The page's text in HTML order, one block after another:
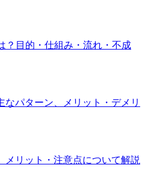
？目的・仕組み・流れ・不成
なパターン、メリット・デメリ
メリット・注意点について解説